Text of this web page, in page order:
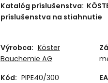
Katalóg príslušenstva:
príslušenstva na stiahnutie
Výrobca: Köster
Bauchemie AG
Kód: PIPE40/300